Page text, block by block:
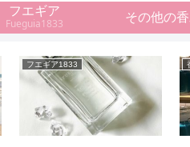
フエギア
Fueguia1833
その他の
フエギア1833